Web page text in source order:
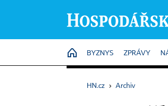
HOME
BYZNYS ZPRÁVY
HN.cz › Archiv